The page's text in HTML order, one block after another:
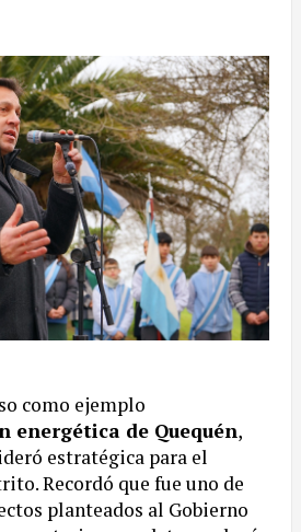
como ejemplo
energética de Quequén,
estratégica para el
Recordó que fue uno de
planteados al Gobierno